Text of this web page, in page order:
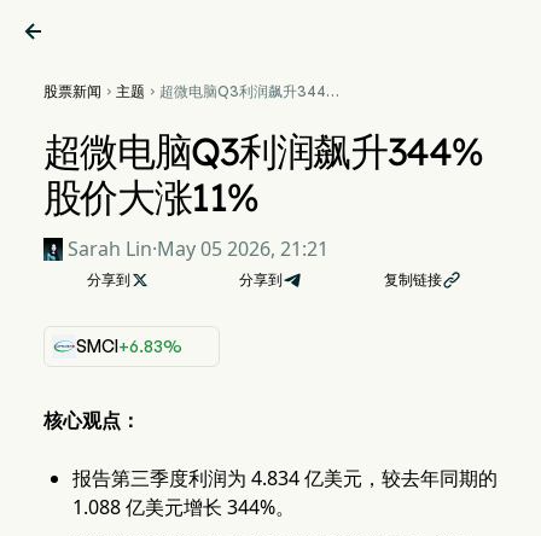

股票新闻  主题  超微电脑Q3利润飙升344%
超微电脑Q3利润飙升344%
股价大涨11%
Sarah Lin·May 05 2026, 21:21
分享到  分享到 复制链接
SMCI+6.83%
核心观点：
报告第三季度利润为 4.834 亿美元，较去年同期的
1.088 亿美元增长 344%。